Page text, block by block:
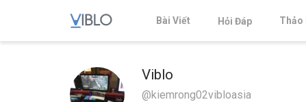
Bài Viết Hỏi Đáp Thảo
Viblo
@kiemrong02vibloasia